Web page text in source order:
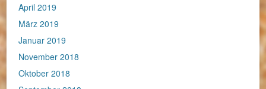
April 2019
März 2019
Januar 2019
November 2018
Oktober 2018